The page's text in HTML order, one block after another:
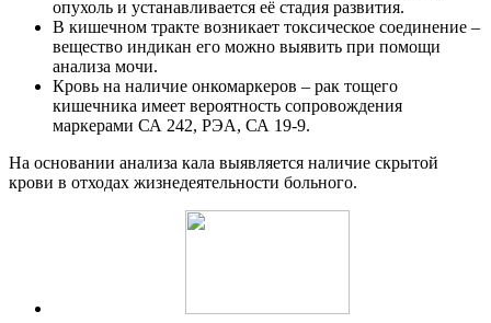
опухоль и устанавливается её стадия развития.
В кишечном тракте возникает токсическое соединение –
вещество индикан его можно выявить при помощи
анализа мочи.
Кровь на наличие онкомаркеров – рак тощего
кишечника имеет вероятность сопровождения
маркерами СА 242, РЭА, СА 19-9.
На основании анализа кала выявляется наличие скрытой
крови в отходах жизнедеятельности больного.